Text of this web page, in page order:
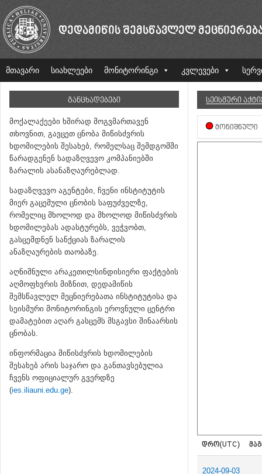
ᲓᲔᲓᲐᲛᲘᲬᲘᲡ ᲨᲔᲛᲡᲬᲐᲕᲚᲔᲚ
მთავარი სიახლეები მონიტორინგი კვლევები
ᲒᲐᲜᲪᲮᲐᲓᲔᲑᲔᲑᲘ
მოქალაქეები ხშირად მოგვმართავენ
თხოვნით, გავცეთ ცნობა მიწისძვრის
ხდომილების შესახებ, რომელსაც შემდგომში
წარადგენენ სადაზღვევო კომპანიებში
ზარალის ასანაზღაურებლად.
სადაზღვევო აგენტები, ჩვენი ინსტიტუტის
მიერ გაცემული ცნობის საფუძველზე,
რომელიც მხოლოდ და მხოლოდ მიწისძვრის
ხდომილებას ადასტურებს, ვეჭვობთ,
გასცემდნენ სანქციას ზარალის
ანაზღაურების თაობაზე.
აღნიშნული არაკეთილსინდისიერი ფაქტების
აღმოფხვრის მიზნით, დედამიწის
შემსწავლელ მეცნიერებათა ინსტიტუტისა და
სეისმური მონიტორინგის ეროვნული ცენტრი
დამატებით აღარ გასცემს მსგავსი შინაარსის
ცნობას.
ინფორმაცია მიწისძვრის ხდომილების
შესახებ არის საჯარო და განთავსებულია
ჩვენს ოფიციალურ გვერდზე
(ies.iliauni.edu.ge).
ᲡᲔᲘᲡᲛᲣᲠᲘ
ᲛᲝᲜᲘᲨᲜᲣᲚᲘ
ᲓᲠᲝ(UTC)
2024-09-03